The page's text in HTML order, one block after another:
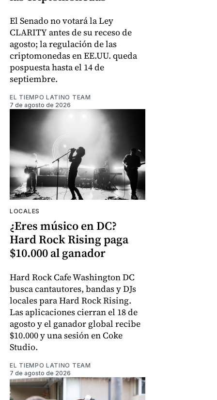
El Senado no votará la Ley
CLARITY antes de su receso de
agosto; la regulación de las
criptomonedas en EE.UU. queda
pospuesta hasta el 14 de
septiembre.
EL TIEMPO LATINO TEAM
7 de agosto de 2026
LOCALES
¿Eres músico en DC?
Hard Rock Rising paga
$10.000 al ganador
Hard Rock Cafe Washington DC
busca cantautores, bandas y DJs
locales para Hard Rock Rising.
Las aplicaciones cierran el 18 de
agosto y el ganador global recibe
$10.000 y una sesión en Coke
Studio.
EL TIEMPO LATINO TEAM
7 de agosto de 2026